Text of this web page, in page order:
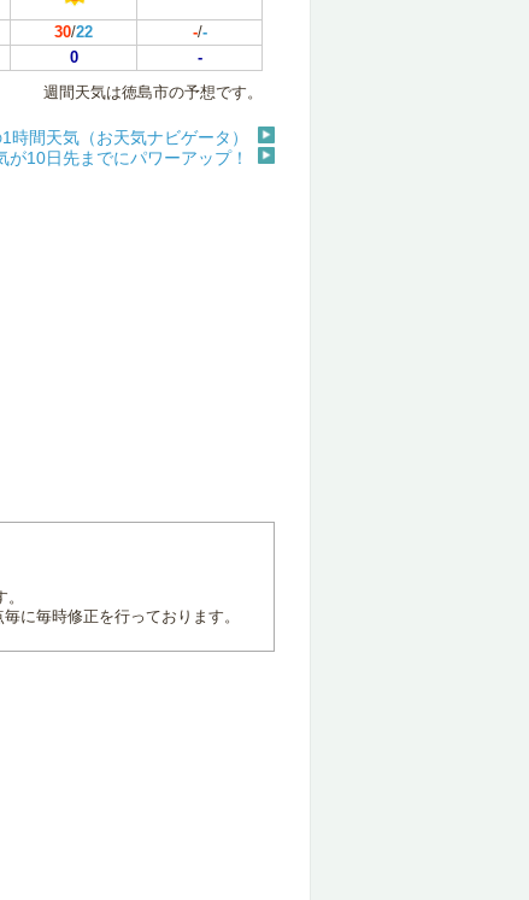
30/22 -/-
0
-
週間天気は徳島市の予想です。
時間天気（お天気ナビゲータ）
が10日先までにパワーアップ！
に毎時修正を行っております。